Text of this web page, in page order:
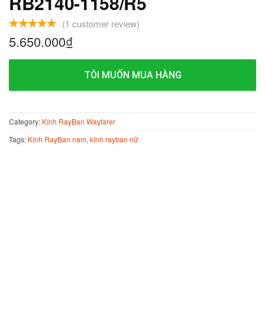
(1 customer review)
5.650.000₫
TÔI MUỐN MUA HÀNG
Category: Kính RayBan Wayfarer
Tags: Kính RayBan nam, kính rayban nữ